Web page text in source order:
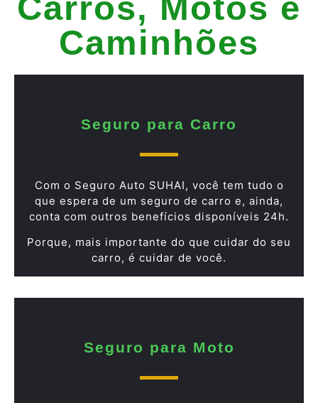
Carros, Motos e
Caminhões
Seguro para Carro
Com o Seguro Auto SUHAI, você tem tudo o
que espera de um seguro de carro e, ainda,
conta com outros benefícios disponíveis 24h.
Porque, mais importante do que cuidar do seu
carro, é cuidar de você.
Seguro para Moto